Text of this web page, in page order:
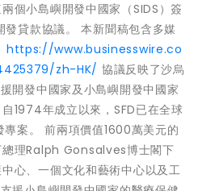
個小島嶼開發中國家（SIDS）簽
貸款協議。 本新聞稿包含多媒
https://www.businesswire.co
zh-HK/ 協議反映了沙烏
開發中國家及小島嶼開發中國家
1974年成立以來，SFD已在全球
案。 前兩項價值1600萬美元的
總理Ralph Gonsalves博士閣下
心、一個文化和藝術中心以及工